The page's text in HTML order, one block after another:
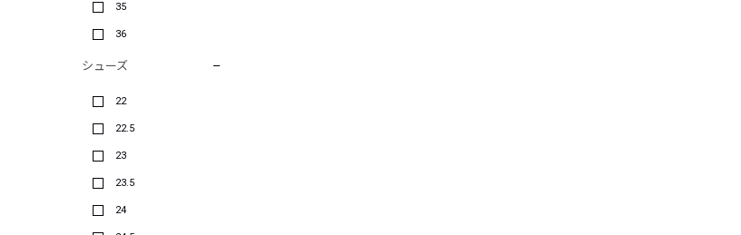
35
36
シューズ
22
22.5
23
23.5
24